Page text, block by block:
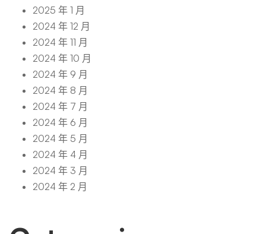
2025 年 1 月
2024 年 12 月
2024 年 11 月
2024 年 10 月
2024 年 9 月
2024 年 8 月
2024 年 7 月
2024 年 6 月
2024 年 5 月
2024 年 4 月
2024 年 3 月
2024 年 2 月